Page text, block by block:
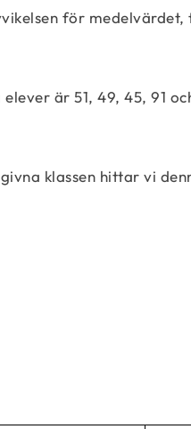
för medelvärdet,
är 51, 49, 45, 91
klassen hittar vi